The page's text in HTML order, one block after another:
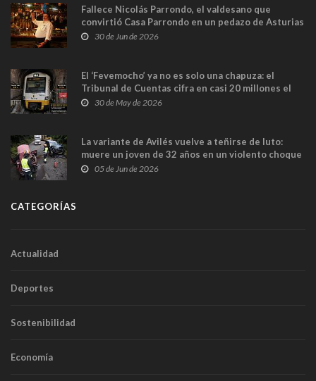
Fallece Nicolás Parrondo, el valdesano que
convirtió Casa Parrondo en un pedazo de Asturias
en Madrid
30 de Jun de 2026
El ‘Fevemocho’ ya no es solo una chapuza: el
Tribunal de Cuentas cifra en casi 20 millones el
sobrecoste de los trenes que no cabían por los
30 de May de 2026
La variante de Avilés vuelve a teñirse de luto:
muere un joven de 32 años en un violento choque
frontal
05 de Jun de 2026
CATEGORÍAS
Actualidad
Deportes
Sostenibilidad
Economía